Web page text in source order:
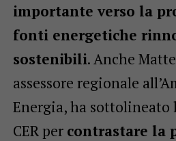
importante verso la
fonti energetiche
sostenibili. Anche
assessore regionale
Energia, ha sottolineato
CER per contrastare la